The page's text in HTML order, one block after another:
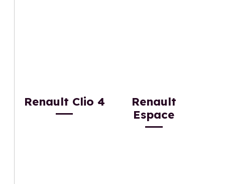
Renault Clio 4
Renault
Espace